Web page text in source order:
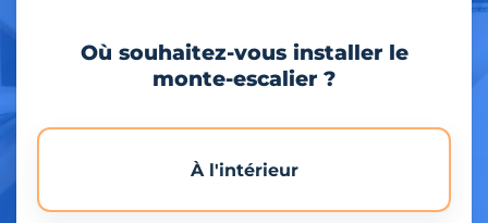
Où souhaitez-vous installer le
monte-escalier ?
À l'intérieur